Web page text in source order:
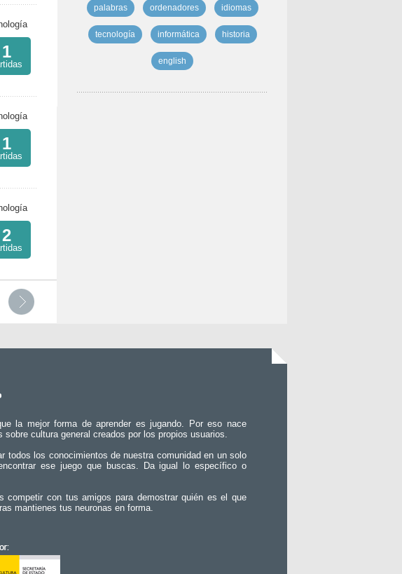
1
1
2
palabras ordenadores idiomas
tecnología informática historia
english
la mejor forma de aprender es jugando. Por eso nace
sobre cultura general creados por los propios usuarios.
todos los conocimientos de nuestra comunidad en un solo
ese juego que buscas. Da igual lo específico o
competir con tus amigos para demostrar quién es el que
mantienes tus neuronas en forma.